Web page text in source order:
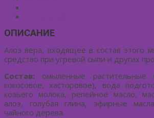
ОПИСАНИЕ
Алоэ вера, входящее в состав этого
средство при угревой сыпи и других
Состав: омыленные растительные
кокосовое, касторовое), вода
козьего молока, репейное масло,
алоэ, голубая глина, эфирные
чайного дерева.